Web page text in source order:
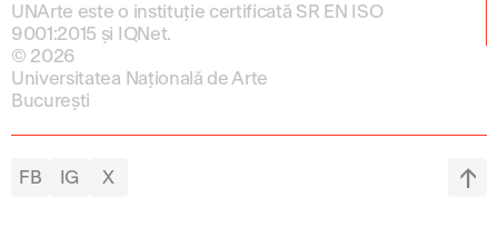
UNArte este o instituție certificată SR EN ISO
9001:2015 și IQNet.
© 2026
Universitatea Națională de Arte
București
FB IG X